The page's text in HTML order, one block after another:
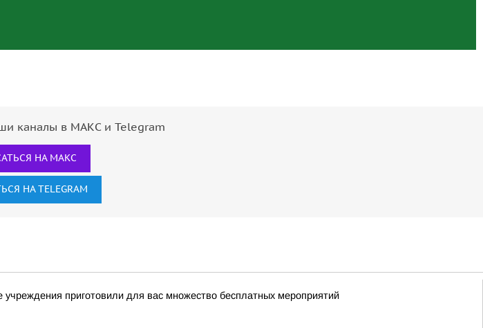
каналы в МАКС и Telegram
НА МАКС
НА TELEGRAM
приготовили для вас множество бесплатных мероприятий